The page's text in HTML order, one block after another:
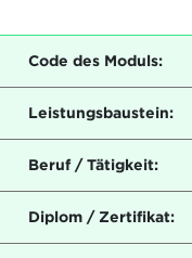
Code des Moduls:
Leistungsbaustein:
Beruf / Tätigkeit:
Diplom / Zertifikat: